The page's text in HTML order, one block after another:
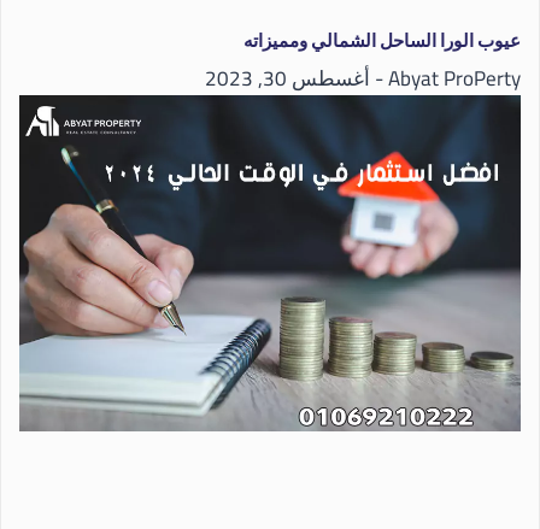
عيوب الورا الساحل الشمالي ومميزاته
Abyat ProPerty أغسطس 30, 2023